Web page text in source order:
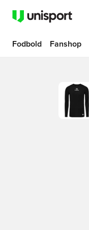
Fodbold Fanshop